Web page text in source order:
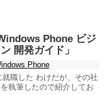
Phone ビジ
開発ガイド」
Phone
職した わけだが、その社
執筆したので紹介してお